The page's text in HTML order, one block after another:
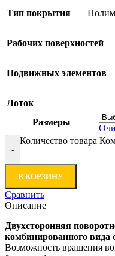
Тип покрытия
Рабочих поверхностей
Подвижных элементов
Лоток
Размеры
-
Количество товара
В КОРЗИНУ
Сравнить
Описание
Двухсторонняя
комбинированного
Возможность вращения